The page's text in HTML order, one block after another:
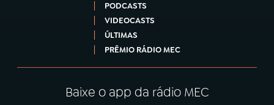
PODCASTS
VIDEOCASTS
ÚLTIMAS
PRÊMIO RÁDIO MEC
Baixe o app da rádio MEC